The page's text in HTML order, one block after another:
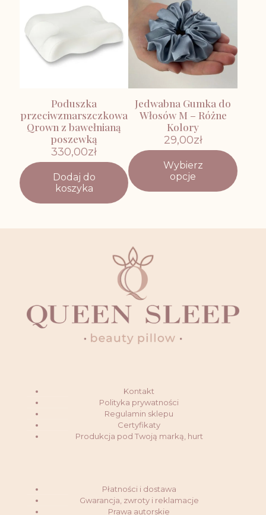
wybrać
na
stronie
produktu
wybrać
stronie
produktu
Poduszka
przeciwzmarszczkowa
Qrown z bawełnianą
poszewką
330,00zł
Dodaj do
koszyka
Jedwabna Gumka do
Włosów M – Różne
Kolory
29,00zł
Wybierz
opcje
Ten
produkt
Opcje
wybrać
na
stronie
produktu
Kontakt
Polityka prywatności
Regulamin sklepu
Certyfikaty
Produkcja pod Twoją marką, hurt
Płatności i dostawa
Gwarancja, zwroty i reklamacje
Prawa autorskie